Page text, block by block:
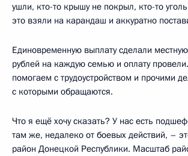
ушли, кто-то крышу не покрыл, кто-то
это взяли на карандаш и аккуратно
Единовременную выплату сделали
рублей на каждую семью и оплату
помогаем с трудоустройством и прочими
с которыми обращаются.
Что я ещё хочу сказать? У нас есть
там же, недалеко от боевых действий, –
район Донецкой Республики. Масштаб